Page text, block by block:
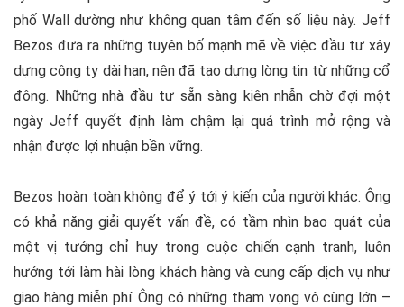
phố Wall dường như không quan tâm đến số liệu này. Jeff
Bezos đưa ra những tuyên bố mạnh mẽ về việc đầu tư xây
dựng công ty dài hạn, nên đã tạo dựng lòng tin từ những cổ
đông. Những nhà đầu tư sẵn sàng kiên nhẫn chờ đợi một
ngày Jeff quyết định làm chậm lại quá trình mở rộng và
nhận được lợi nhuận bền vững.
Bezos hoàn toàn không để ý tới ý kiến của người khác. Ông
có khả năng giải quyết vấn đề, có tầm nhìn bao quát của
một vị tướng chỉ huy trong cuộc chiến cạnh tranh, luôn
hướng tới làm hài lòng khách hàng và cung cấp dịch vụ như
giao hàng miễn phí. Ông có những tham vọng vô cùng lớn –